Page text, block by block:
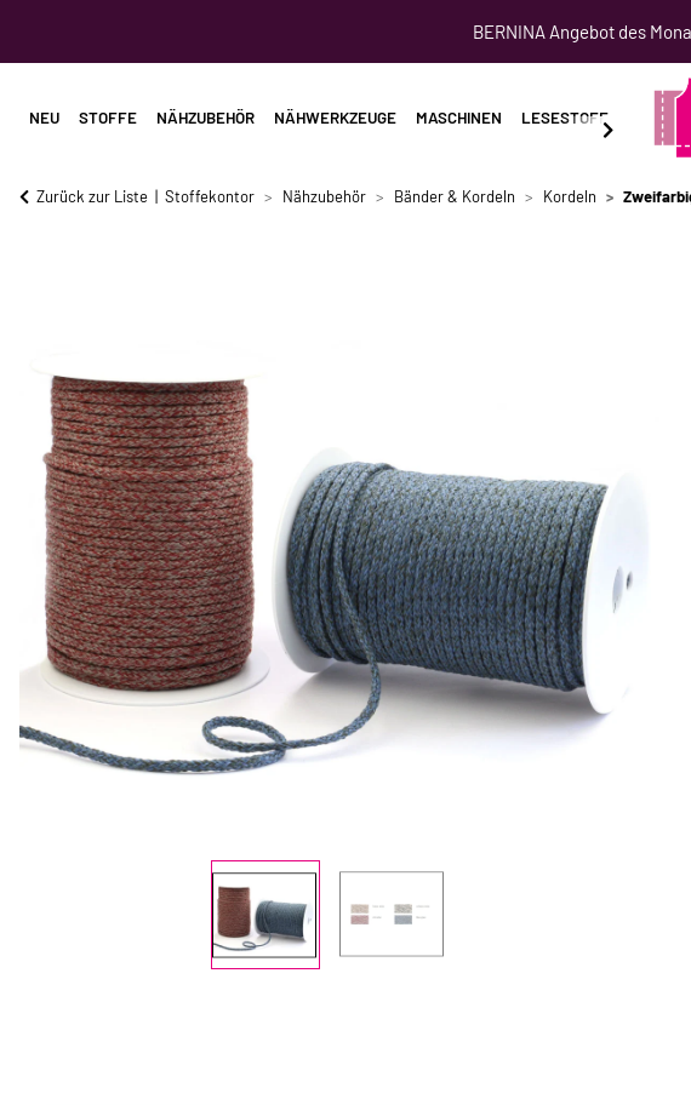
BERNINA Angebot des
NEU STOFFE NÄHZUBEHÖR NÄHWERKZEUGE MASCHINEN LESESTOFF
Zurück zur Liste Stoffekontor Nähzubehör Bänder & Kordeln Kordeln